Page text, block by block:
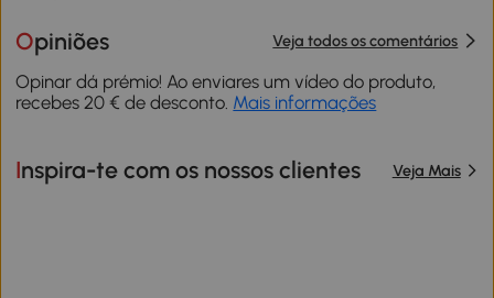
Opiniões Veja todos os comentários
Opinar dá prémio! Ao enviares um vídeo do produto,
recebes 20 € de desconto. Mais informações
Inspira-te com os nossos clientes Veja Mais